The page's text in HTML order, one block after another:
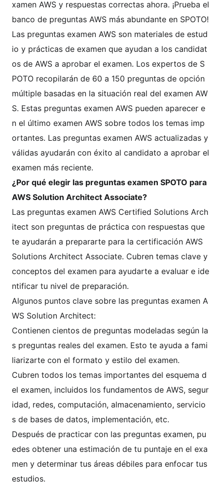
xamen AWS y respuestas correctas ahora. ¡Prueba el
banco de preguntas AWS más abundante en SPOTO!
Las preguntas examen AWS son materiales de estud
io y prácticas de examen que ayudan a los candidat
os de AWS a aprobar el examen. Los expertos de S
POTO recopilarán de 60 a 150 preguntas de opción
múltiple basadas en la situación real del examen AW
S. Estas preguntas examen AWS pueden aparecer e
n el último examen AWS sobre todos los temas imp
ortantes. Las preguntas examen AWS actualizadas y
válidas ayudarán con éxito al candidato a aprobar el
examen más reciente.
¿Por qué elegir las preguntas examen SPOTO para
AWS Solution Architect Associate?
Las preguntas examen AWS Certified Solutions Arch
itect son preguntas de práctica con respuestas que
te ayudarán a prepararte para la certificación AWS
Solutions Architect Associate. Cubren temas clave y
conceptos del examen para ayudarte a evaluar e ide
ntificar tu nivel de preparación.
Algunos puntos clave sobre las preguntas examen A
WS Solution Architect:
Contienen cientos de preguntas modeladas según la
s preguntas reales del examen. Esto te ayuda a fami
liarizarte con el formato y estilo del examen.
Cubren todos los temas importantes del esquema d
el examen, incluidos los fundamentos de AWS, segur
idad, redes, computación, almacenamiento, servicio
s de bases de datos, implementación, etc.
Después de practicar con las preguntas examen, pu
edes obtener una estimación de tu puntaje en el exa
men y determinar tus áreas débiles para enfocar tus
estudios.